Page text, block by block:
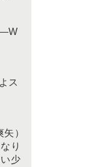
ス
）
り
少